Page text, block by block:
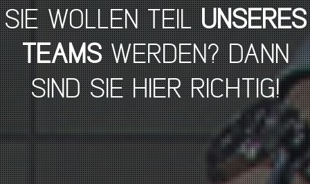
SIE WOLLEN TEILUNSERES
TEAMSWERDEN? DANN
SIND SIE HIER RICHTIG!